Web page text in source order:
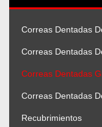
Correas Dentadas
Correas Dentadas
Correas Dentadas
Correas Dentadas
Recubrimientos